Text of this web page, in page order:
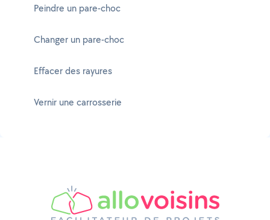
Peindre un pare-choc
Changer un pare-choc
Effacer des rayures
Vernir une carrosserie